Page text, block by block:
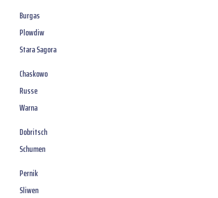
Burgas
Plowdiw
Stara Sagora
Chaskowo
Russe
Warna
Dobritsch
Schumen
Pernik
Sliwen